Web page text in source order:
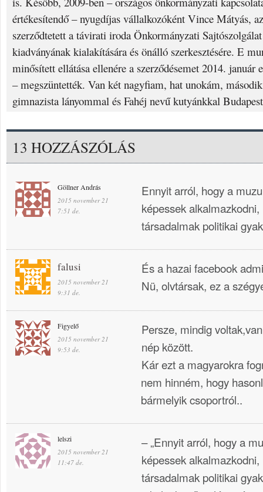
értékesítendő – nyugdíjas vállalkozóként Vince Mátyás,
szerződtetett a távirati iroda Önkormányzati
kiadványának kialakítására és önálló szerkesztésére. E
minősített ellátása ellenére a szerződésemet 2014.
– megszüntették. Van két nagyfiam, hat unokám,
gimnazista lányommal és Fahéj nevű kutyánkkal
13 HOZZÁSZÓLÁS
Göllner András
2015 november 21
7:51 de.
Ennyit arról, hogy a
képessek
társadalmak politikai
falusi
2015 november 21
9:31 de.
És a hazai facebook
Nü, olvtársak, ez a
Figyelő
2015 november 21
9:53 de.
Persze, mindig
nép között.
Kár ezt a magyarokra
nem hinném, hogy
bármelyik csoportról..
lelszi
2015 november 21
11:47 de.
– „Ennyit arról, hogy a
képessek
társadalmak politikai